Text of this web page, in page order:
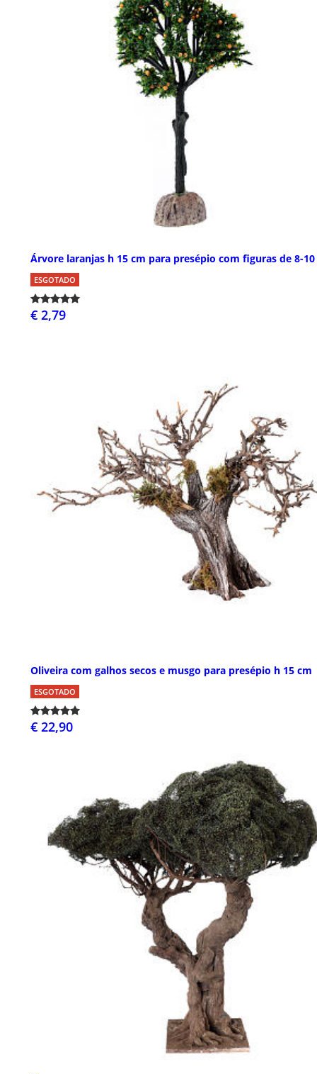
Árvore laranjas h 15 cm para presépio com figuras de 8-
ESGOTADO
€ 2,79
Oliveira com galhos secos e musgo para presépio h 15 cm
ESGOTADO
€ 22,90